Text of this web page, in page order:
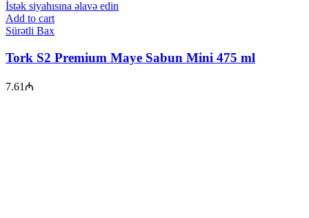
İstək siyahısına əlavə edin
Add to cart
Sürətli Bax
Tork S2 Premium Maye Sabun Mini 475 ml
7.61 ₼